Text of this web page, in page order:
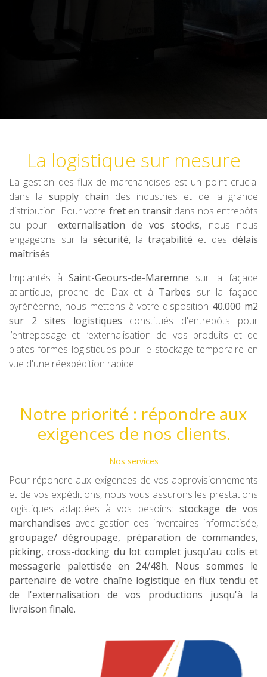
La logistique sur mesure
La gestion des flux de marchandises est un point crucial
dans lasupply chain des industries et de la grande
distribution. Pour votre fret en transit dans nos entrepôts
ou pour l'externalisation de vos stocks, nous nous
engageons sur la sécurité, latraçabilité et des délais
maîtrisés.
Implantés àSaint-Geours-de-Maremne sur la façade
atlantique, proche de Dax et à Tarbes sur la façade
pyrénéenne, nous mettons à votre disposition 40.000 m2
sur 2 sites logistiques constitués d'entrepôts pour
l’entreposage et l’externalisation de vos produits et de
plates-formes logistiques pour le stockage temporaire en
vue d'une réexpédition rapide.
Notre priorité : répondre aux
exigences de nos clients.
Nos services
Pour répondre aux exigences de vos approvisionnements
et de vos expéditions, nous vous assurons les prestations
logistiques adaptées à vos besoins: stockage de vos
marchandises avec gestion des inventaires informatisée,
groupage/ dégroupage, préparation de commandes,
picking, cross-docking du lot complet jusqu’au colis et
messagerie palettisée en 24/48h. Nous sommes le
partenaire de votre chaîne logistique en flux tendu et
de l'externalisation de vos productions jusqu'à la
livraison finale.